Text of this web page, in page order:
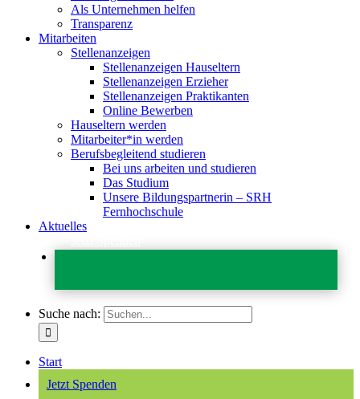
Als Unternehmen helfen
Transparenz
Mitarbeiten
Stellenanzeigen
Stellenanzeigen Hauseltern
Stellenanzeigen Erzieher
Stellenanzeigen Praktikanten
Online Bewerben
Hauseltern werden
Mitarbeiter*in werden
Berufsbegleitend studieren
Bei uns arbeiten und studieren
Das Studium
Unsere Bildungspartnerin – SRH
Fernhochschule
Aktuelles
Suche nach:
Start
Jetzt Spenden